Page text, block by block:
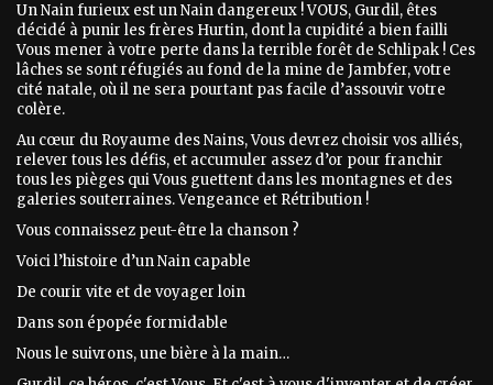
Un Nain furieux est un Nain dangereux ! VOUS, Gurdil, êtes
décidé à punir les frères Hurtin, dont la cupidité a bien failli
Vous mener à votre perte dans la terrible forêt de Schlipak ! Ces
lâches se sont réfugiés au fond de la mine de Jambfer, votre
cité natale, où il ne sera pourtant pas facile d’assouvir votre
colère.
Au cœur du Royaume des Nains, Vous devrez choisir vos alliés,
relever tous les défis, et accumuler assez d’or pour franchir
tous les pièges qui Vous guettent dans les montagnes et des
galeries souterraines. Vengeance et Rétribution !
Vous connaissez peut-être la chanson ?
Voici l’histoire d’un Nain capable
De courir vite et de voyager loin
Dans son épopée formidable
Nous le suivrons, une bière à la main…